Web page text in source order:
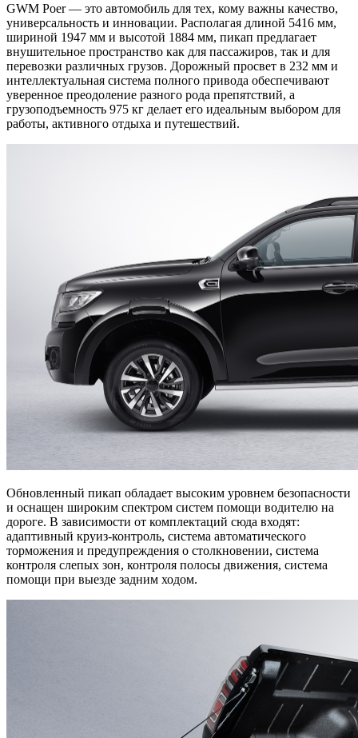
GWM Poer — это автомобиль для тех, кому важны качество,
универсальность и инновации. Располагая длиной 5416 мм,
шириной 1947 мм и высотой 1884 мм, пикап предлагает
внушительное пространство как для пассажиров, так и для
перевозки различных грузов. Дорожный просвет в 232 мм и
интеллектуальная система полного привода обеспечивают
уверенное преодоление разного рода препятствий, а
грузоподъемность 975 кг делает его идеальным выбором для
работы, активного отдыха и путешествий.
Обновленный пикап обладает высоким уровнем безопасности
и оснащен широким спектром систем помощи водителю на
дороге. В зависимости от комплектаций сюда входят:
адаптивный круиз-контроль, система автоматического
торможения и предупреждения о столкновении, система
контроля слепых зон, контроля полосы движения, система
помощи при выезде задним ходом.